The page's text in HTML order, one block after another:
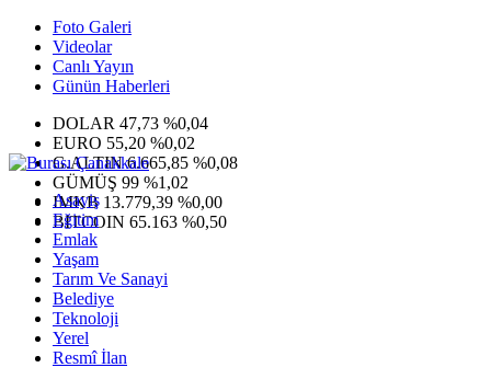
Foto Galeri
Videolar
Canlı Yayın
Günün Haberleri
DOLAR 47,73 %0,04
EURO 55,20 %0,02
G.ALTIN6.665,85 %0,08
GÜMÜŞ 99 %1,02
IMKB 13.779,39 %0,00
BITCOIN 65.163 %0,50
Asayiş
Eğitim
Emlak
Yaşam
Tarım Ve Sanayi
Belediye
Teknoloji
Yerel
Resmî İlan